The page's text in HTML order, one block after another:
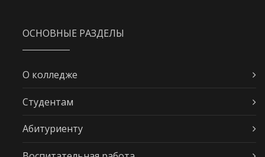
ОСНОВНЫЕ РАЗДЕЛЫ
О колледже
Студентам
Абитуриенту